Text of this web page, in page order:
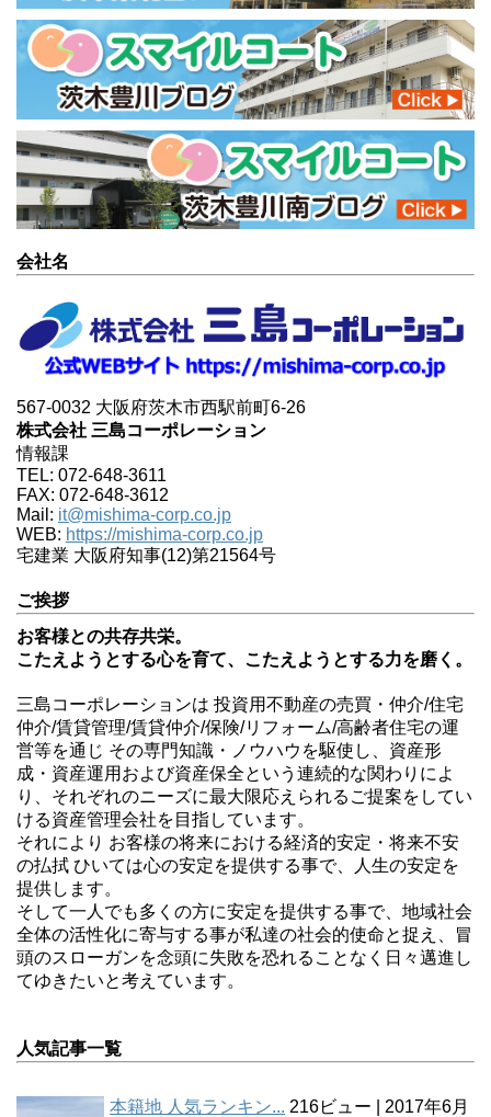
会社名
567-0032 大阪府茨木市西駅前町6-26
株式会社 三島コーポレーション
情報課
TEL: 072-648-3611
FAX: 072-648-3612
Mail: it@mishima-corp.co.jp
WEB: https://mishima-corp.co.jp
宅建業 大阪府知事(12)第21564号
ご挨拶
お客様との共存共栄。
こたえようとする心を育て、こたえようとする力を磨く。
三島コーポレーションは 投資用不動産の売買・仲介/住宅
仲介/賃貸管理/賃貸仲介/保険/リフォーム/高齢者住宅の運
営等を通じ その専門知識・ノウハウを駆使し、資産形
成・資産運用および資産保全という連続的な関わりによ
り、それぞれのニーズに最大限応えられるご提案をしてい
ける資産管理会社を目指しています。
それにより お客様の将来における経済的安定・将来不安
の払拭 ひいては心の安定を提供する事で、人生の安定を
提供します。
そして一人でも多くの方に安定を提供する事で、地域社会
全体の活性化に寄与する事が私達の社会的使命と捉え、冒
頭のスローガンを念頭に失敗を恐れることなく日々邁進し
てゆきたいと考えています。
人気記事一覧
本籍地 人気ランキン... 216ビュー
2017年6月